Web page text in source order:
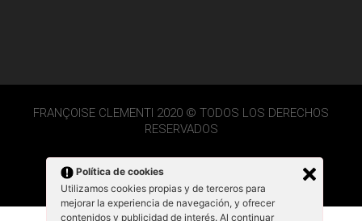
Política de cookies
Utilizamos cookies propias y de terceros para
mejorar la experiencia de navegación, y ofrecer
contenidos y publicidad de interés. Al continuar
FRANÇOISE CLEMENTI 2020 © TODOS LOS DERECHOS
RESERVADOS